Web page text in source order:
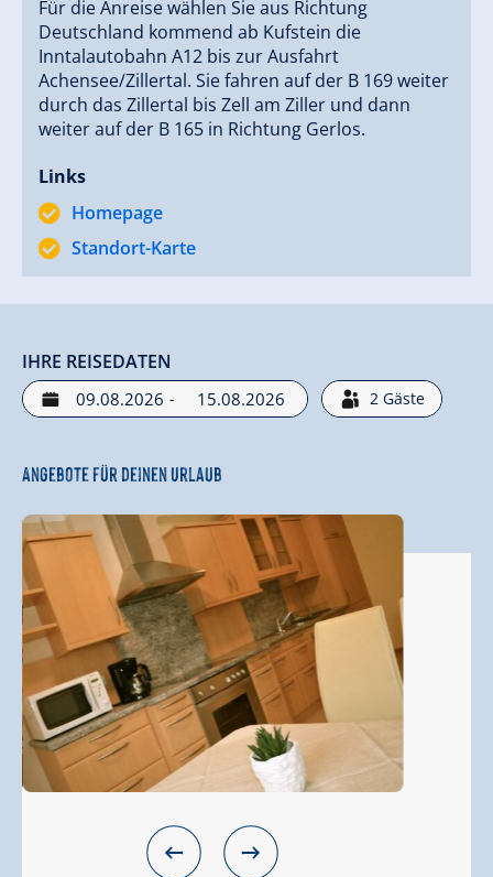
Für die Anreise wählen Sie aus Richtung
Deutschland kommend ab Kufstein die
Inntalautobahn A12 bis zur Ausfahrt
Achensee/Zillertal. Sie fahren auf der B 169 weiter
durch das Zillertal bis Zell am Ziller und dann
weiter auf der B 165 in Richtung Gerlos.
Links
Homepage
Standort-Karte
IHRE REISEDATEN
- 2 Gäste
Angebote für deinen Urlaub